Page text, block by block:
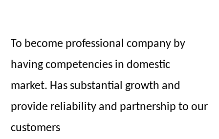
To become professional company by
having competencies in domestic
market. Has substantial growth and
provide reliability and partnership to our
customers